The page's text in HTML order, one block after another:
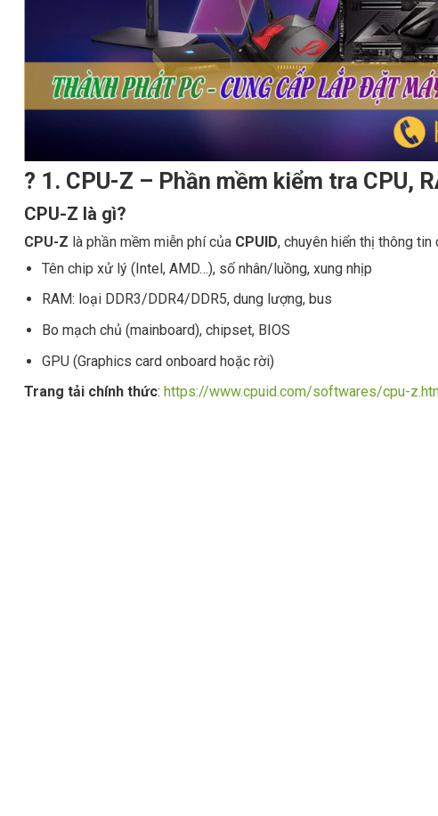
?️ 1. CPU-Z – Phần mềm kiểm tra CPU,
CPU-Z là gì?
CPU-Z là phần mềm miễn phí của CPUID, chuyên hiển thị thông
Tên chip xử lý (Intel, AMD…), số nhân/luồng, xung nhịp
RAM: loại DDR3/DDR4/DDR5, dung lượng, bus
Bo mạch chủ (mainboard), chipset, BIOS
GPU (Graphics card onboard hoặc rời)
Trang tải chính thức: https://www.cpuid.com/softwares/cpu-